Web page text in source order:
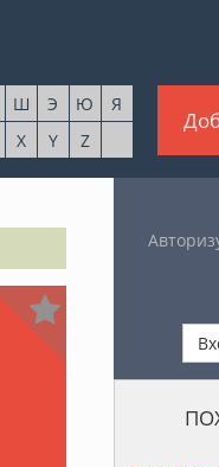
Ш Э Ю
Я
X Y Z